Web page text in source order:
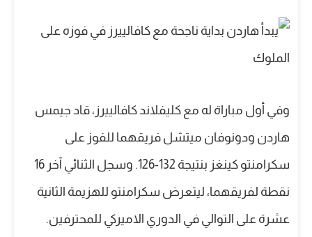
وفي أول مباراة له مع كليفلاند كافالييرز، قاد جيمس
هاردن ودونوفان ميتشل فريقهما للفوز على
سكرامنتو كينغز بنتيجة 132-126. وسجل الثنائي آخر 16
نقطة لفريقهما، ليتعرض سكرامنتو للهزيمة الثانية
عشرة على التوالي في الدوري الاميركي للمحترفين.